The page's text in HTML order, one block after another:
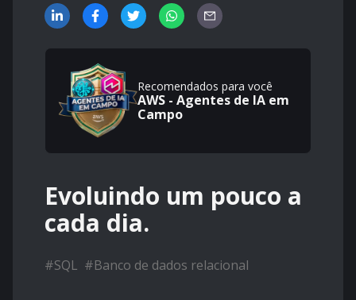
Recomendados para você
AWS - Agentes de IA em
Campo
Evoluindo um pouco a
cada dia.
#SQL #Banco de dados relacional